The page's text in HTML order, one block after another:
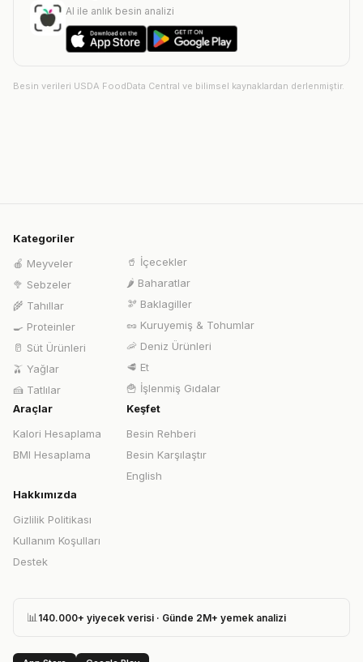
AI ile anlık besin analizi
Besin verileri USDA FoodData Central ve bilimsel kaynaklardan derlenmiştir.
Kategoriler
🍎 Meyveler
🥦 Sebzeler
🌾 Tahıllar
🍳 Proteinler
🥛 Süt Ürünleri
🫒 Yağlar
🍰 Tatlılar
🥤 İçecekler
🌶️ Baharatlar
🫘 Baklagiller
🥜 Kuruyemiş & Tohumlar
🦐 Deniz Ürünleri
🥩 Et
🍟 İşlenmiş Gıdalar
Araçlar
Kalori Hesaplama
BMI Hesaplama
Keşfet
Besin Rehberi
Besin Karşılaştır
English
Hakkımızda
Gizlilik Politikası
Kullanım Koşulları
Destek
📊 140.000+ yiyecek verisi · Günde 2M+ yemek analizi